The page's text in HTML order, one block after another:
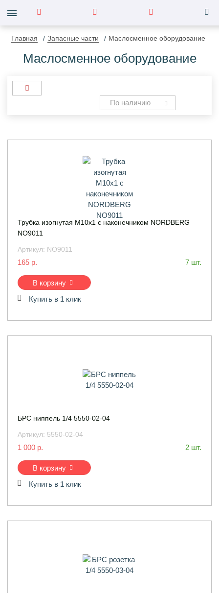
Главная Запасные части Маслосменное оборудование
Маслосменное оборудование
По наличию
Трубка изогнутая M10x1 с наконечником NORDBERG
NO9011
Артикул: NO9011
165 р. 7 шт.
В корзину
Купить в 1 клик
БРС ниппель 1/4 5550-02-04
Артикул: 5550-02-04
1 000 р. 2 шт.
В корзину
Купить в 1 клик